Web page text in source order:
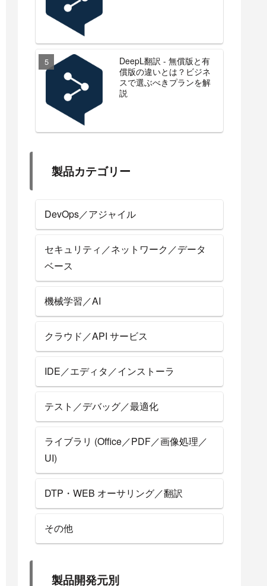
DeepL翻訳 - 無償版と有
償版の違いとは？ビジネ
スで選ぶべきプランを解
説
製品カテゴリー
DevOps／アジャイル
セキュリティ／ネットワーク／データ
ベース
機械学習／AI
クラウド／API サービス
IDE／エディタ／インストーラ
テスト／デバッグ／最適化
ライブラリ (Office／PDF／画像処理／
UI)
DTP・WEB オーサリング／翻訳
その他
製品開発元別